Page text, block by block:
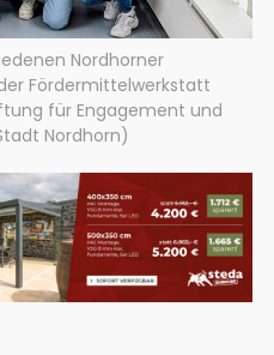
Nordhorner
Fördermittelwerkstatt
für Engagement und
Nordhorn)